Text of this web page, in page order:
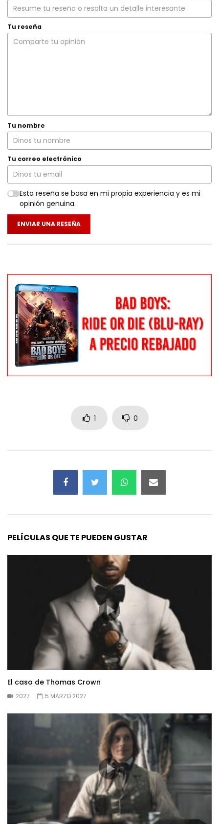
Tu reseña
Tu nombre
Tu correo electrónico
Esta reseña se basa en mi propia experiencia y es mi
opinión genuina.
ENVIAR UNA RESEÑA
1 0
PELÍCULAS QUE TE PUEDEN GUSTAR
El caso de Thomas Crown
2027 5 MARZO 2027